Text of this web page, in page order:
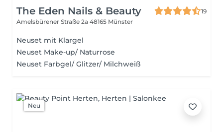
The Eden Nails & Beauty
19
Amelsbürener Straße 2a 48165 Münster
Neuset mit Klargel
Neuset Make-up/ Naturrose
Neuset Farbgel/ Glitzer/ Milchweiß
Neu